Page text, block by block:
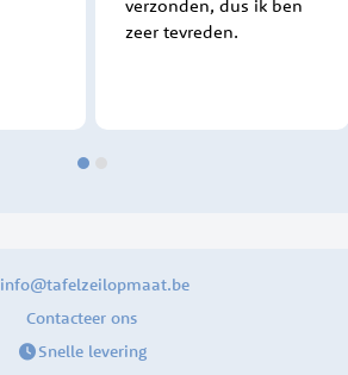
verzonden, dus ik ben
zeer tevreden.
info@tafelzeilopmaat.be
Contacteer ons
Snelle levering